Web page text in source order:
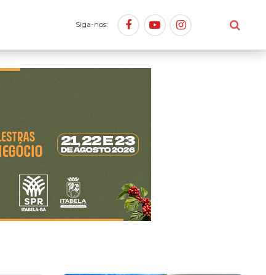
Siga-nos: